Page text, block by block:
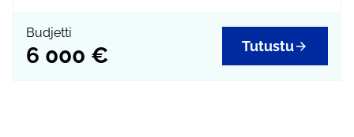
Budjetti
6 000 € Tutustu